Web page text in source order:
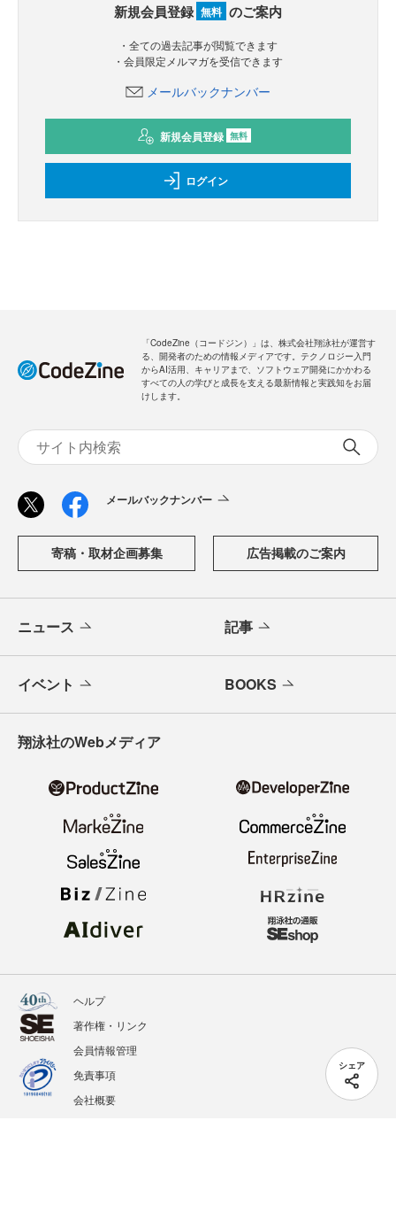
シェア
新規会員登録 無料 のご案内
・全ての過去記事が閲覧できます
・会員限定メルマガを受信できます
メールバックナンバー
新規会員登録 無料
ログイン
「CodeZine（コードジン）」は、株式会社翔泳社が運営す
る、開発者のための情報メディアです。テクノロジー入門
からAI活用、キャリアまで、ソフトウェア開発にかかわる
すべての人の学びと成長を支える最新情報と実践知をお届
けします。
メールバックナンバー
寄稿・取材企画募集 広告掲載のご案内
ニュース 記事
イベント BOOKS
翔泳社のWebメディア
ヘルプ
著作権・リンク
会員情報管理
免責事項
会社概要